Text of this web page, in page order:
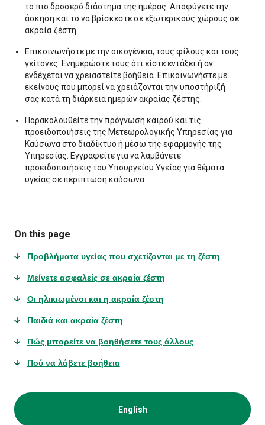
το πιο δροσερό διάστημα της ημέρας. Αποφύγετε την
άσκηση και το να βρίσκεστε σε εξωτερικούς χώρους σε
ακραία ζέστη.
Επικοινωνήστε με την οικογένεια, τους φίλους και τους
γείτονες. Ενημερώστε τους ότι είστε εντάξει ή αν
ενδέχεται να χρειαστείτε βοήθεια. Επικοινωνήστε με
εκείνους που μπορεί να χρειάζονται την υποστήριξή
σας κατά τη διάρκεια ημερών ακραίας ζέστης.
Παρακολουθείτε την πρόγνωση καιρού και τις
προειδοποιήσεις της Μετεωρολογικής Υπηρεσίας για
Καύσωνα στο διαδίκτυο ή μέσω της εφαρμογής της
Υπηρεσίας. Εγγραφείτε για να λαμβάνετε
προειδοποιήσεις του Υπουργείου Υγείας για θέματα
υγείας σε περίπτωση καὐσωνα.
On this page
Προβλήματα υγείας που σχετίζονται με τη ζέστη
Μείνετε ασφαλείς σε ακραία ζέστη
Οι ηλικιωμένοι και η ακραία ζέστη
Παιδιά και ακραία ζέστη
Πώς μπορείτε να βοηθήσετε τους άλλους
Πού να λάβετε βοήθεια
English